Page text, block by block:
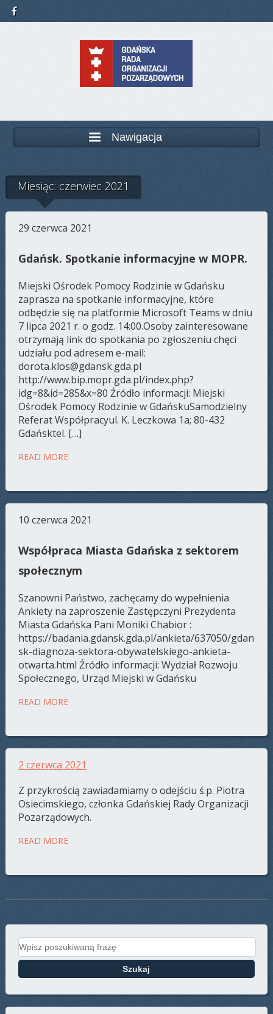
Nawigacja
Miesiąc: czerwiec 2021
29 czerwca 2021
Gdańsk. Spotkanie informacyjne w MOPR.
Miejski Ośrodek Pomocy Rodzinie w Gdańsku
zaprasza na spotkanie informacyjne, które
odbędzie się na platformie Microsoft Teams w dniu
7 lipca 2021 r. o godz. 14:00.Osoby zainteresowane
otrzymają link do spotkania po zgłoszeniu chęci
udziału pod adresem e-mail:
dorota.klos@gdansk.gda.pl
http://www.bip.mopr.gda.pl/index.php?
idg=8&id=285&x=80 Źródło informacji: Miejski
Ośrodek Pomocy Rodzinie w GdańskuSamodzielny
Referat Współpracyul. K. Leczkowa 1a; 80-432
Gdańsktel. […]
READ MORE
10 czerwca 2021
Współpraca Miasta Gdańska z sektorem
społecznym
Szanowni Państwo, zachęcamy do wypełnienia
Ankiety na zaproszenie Zastępczyni Prezydenta
Miasta Gdańska Pani Moniki Chabior :
https://badania.gdansk.gda.pl/ankieta/637050/gdan
sk-diagnoza-sektora-obywatelskiego-ankieta-
otwarta.html Źródło informacji: Wydział Rozwoju
Społecznego, Urząd Miejski w Gdańsku
READ MORE
2 czerwca 2021
Z przykrością zawiadamiamy o odejściu ś.p. Piotra
Osiecimskiego, członka Gdańskiej Rady Organizacji
Pozarządowych.
READ MORE
Search for: